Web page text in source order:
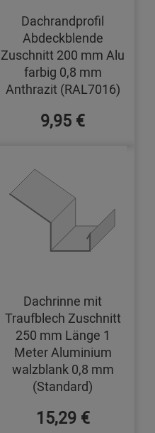
Dachrandprofil
Abdeckblende
Zuschnitt 200 mm Alu
farbig 0,8 mm
Anthrazit (RAL7016)
9,95 €
Dachrinne mit
Traufblech Zuschnitt
250 mm Länge 1
Meter Aluminium
walzblank 0,8 mm
(Standard)
15,29 €